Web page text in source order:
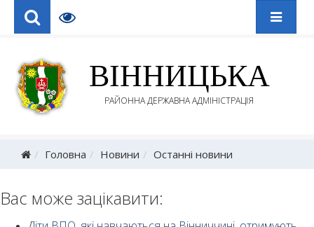
ВІННИЦЬКА
РАЙОННА ДЕРЖАВНА АДМІНІСТРАЦІЯ
Головна Новини Останні новини
Вас може зацікавити: